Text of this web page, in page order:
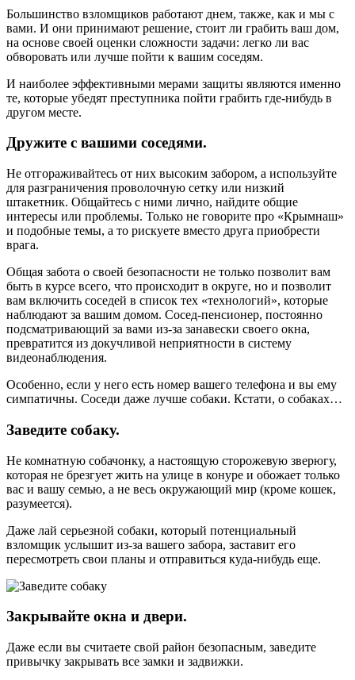
Большинство взломщиков работают днем, также, как и мы с
вами. И они принимают решение, стоит ли грабить ваш дом,
на основе своей оценки сложности задачи: легко ли вас
обворовать или лучше пойти к вашим соседям.
И наиболее эффективными мерами защиты являются именно
те, которые убедят преступника пойти грабить где-нибудь в
другом месте.
Дружите с вашими соседями.
Не отгораживайтесь от них высоким забором, а используйте
для разграничения проволочную сетку или низкий
штакетник. Общайтесь с ними лично, найдите общие
интересы или проблемы. Только не говорите про «Крымнаш»
и подобные темы, а то рискуете вместо друга приобрести
врага.
Общая забота о своей безопасности не только позволит вам
быть в курсе всего, что происходит в округе, но и позволит
вам включить соседей в список тех «технологий», которые
наблюдают за вашим домом. Сосед-пенсионер, постоянно
подсматривающий за вами из-за занавески своего окна,
превратится из докучливой неприятности в систему
видеонаблюдения.
Особенно, если у него есть номер вашего телефона и вы ему
симпатичны. Соседи даже лучше собаки. Кстати, о собаках…
Заведите собаку.
Не комнатную собачонку, а настоящую сторожевую зверюгу,
которая не брезгует жить на улице в конуре и обожает только
вас и вашу семью, а не весь окружающий мир (кроме кошек,
разумеется).
Даже лай серьезной собаки, который потенциальный
взломщик услышит из-за вашего забора, заставит его
пересмотреть свои планы и отправиться куда-нибудь еще.
Закрывайте окна и двери.
Даже если вы считаете свой район безопасным, заведите
привычку закрывать все замки и задвижки.